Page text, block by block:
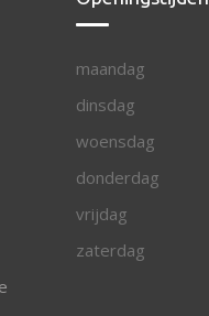
maandag
dinsdag
woensdag
donderdag
vrijdag
zaterdag